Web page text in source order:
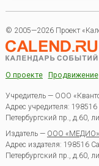
© 2005—2026 Проект
О проекте Продвижение
Учредитель — ООО
Адрес учредителя: 198516
Петербургский пр., д.60,
Издатель — ООО «МЕДИО»
Адрес издателя: 198516
Петербургский пр., д.60,